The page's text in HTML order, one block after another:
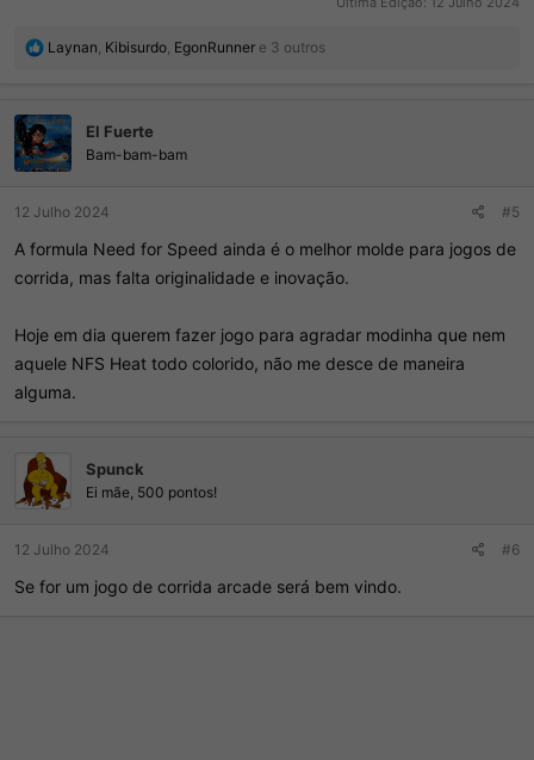
R
ç
õ
e
s
Laynan, Kibisurdo, EgonRunner e 3 outros
El Fuerte
Bam-bam-bam
12 Julho 2024 #5
A formula Need for Speed ainda é o melhor molde para jogos de
corrida, mas falta originalidade e inovação.
Hoje em dia querem fazer jogo para agradar modinha que nem
aquele NFS Heat todo colorido, não me desce de maneira
alguma.
Spunck
Ei mãe, 500 pontos!
12 Julho 2024 #6
Se for um jogo de corrida arcade será bem vindo.